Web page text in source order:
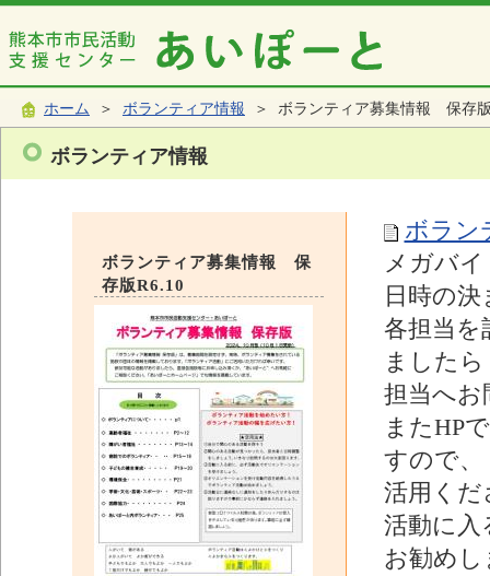
ホーム ＞ ボランティア情報 ＞ ボランティア募集情報 保存版
ボランティア情報
ボランティア募集情報 保
存版R6.10
ボラン
メガバ
日時の
各担当を
ましたら
担当へお
またHP
すので、
活用くだ
活動に
お勧めし